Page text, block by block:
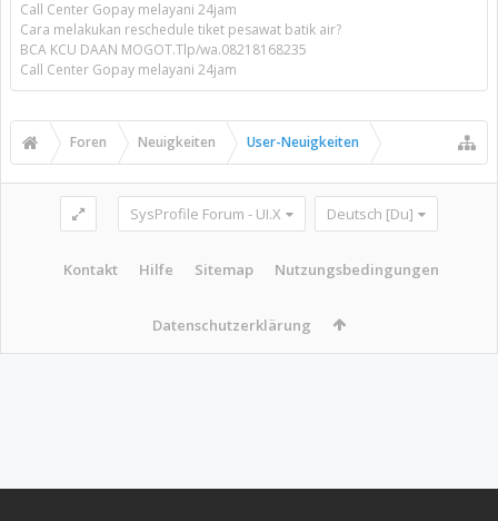
Call Center Gopay melayani 24jam
Cara melakukan reschedule tiket pesawat batik air?
BCA KCU DAAN MOGOT.Tlp/wa.08218168235
Call Center Gopay melayani 24jam
Foren Neuigkeiten User-Neuigkeiten
SysProfile Forum - UI.X Deutsch [Du]
Kontakt Hilfe Sitemap Nutzungsbedingungen
Datenschutzerklärung